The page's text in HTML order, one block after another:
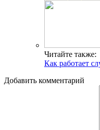
Читайте также:
Как работает
Добавить комментарий